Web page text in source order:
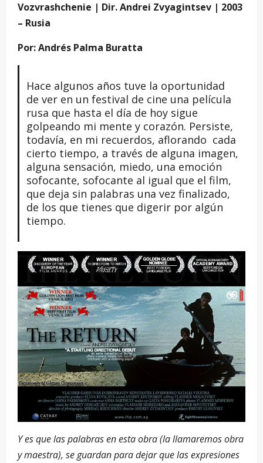
Vozvrashchenie | Dir. Andrei Zvyagintsev | 2003
– Rusia
Por: Andrés Palma Buratta
Hace algunos años tuve la oportunidad
de ver en un festival de cine una película
rusa que hasta el día de hoy sigue
golpeando mi mente y corazón. Persiste,
todavía, en mi recuerdos, aflorando cada
cierto tiempo, a través de alguna imagen,
alguna sensación, miedo, una emoción
sofocante, sofocante al igual que el film,
que deja sin palabras una vez finalizado,
de los que tienes que digerir por algún
tiempo.
Y es que las palabras en esta obra (la llamaremos obra
y maestra), se guardan para dejar que las expresiones